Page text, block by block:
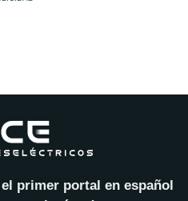
primer portal en español